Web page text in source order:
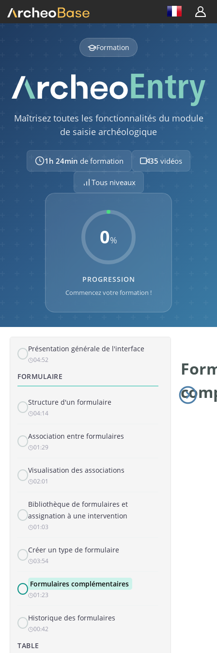
Formation
Maîtrisez toutes les fonctionnalités du module
de saisie archéologique
1h 24min de formation 35 vidéos
Tous niveaux
0%
PROGRESSION
Commencez votre formation !
Présentation générale de l'interface
04:52
FORMULAIRE
Structure d'un formulaire
04:14
Association entre formulaires
01:29
Visualisation des associations
02:01
Bibliothèque de formulaires et
assignation à une intervention
01:03
Créer un type de formulaire
03:54
Formulaires complémentaires
01:23
Historique des formulaires
00:42
TABLE